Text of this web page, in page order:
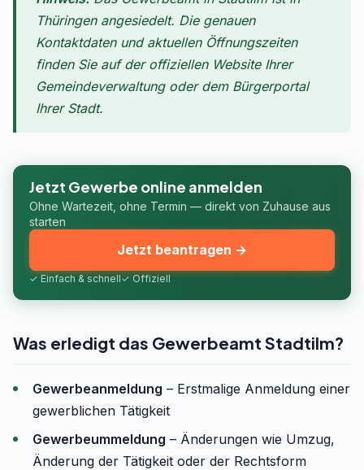
Thüringen angesiedelt. Die genauen
Kontaktdaten und aktuellen Öffnungszeiten
finden Sie auf der offiziellen Website Ihrer
Gemeindeverwaltung oder dem Bürgerportal
Ihrer Stadt.
Jetzt Gewerbe online anmelden
Ohne Wartezeit, ohne Termin — direkt von Zuhause aus
starten
✓ Einfach & schnell✓ Offiziell
Jetzt beantragen →
Was erledigt das Gewerbeamt Stadtilm?
Gewerbeanmeldung – Erstmalige Anmeldung einer
gewerblichen Tätigkeit
Gewerbeummeldung – Änderungen wie Umzug,
Änderung der Tätigkeit oder der Rechtsform